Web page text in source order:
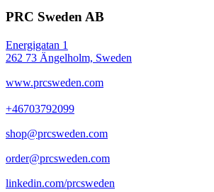
PRC Sweden AB
Energigatan 1
262 73 Ängelholm, Sweden
www.prcsweden.com
+46703792099
shop@prcsweden.com
order@prcsweden.com
linkedin.com/prcsweden